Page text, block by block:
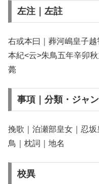
左注｜左註
右或本曰｜葬河嶋皇子
本紀<云>朱鳥五年辛卯
薨
事項｜分類・ジャ
挽歌｜泊瀬部皇女｜忍
鳥｜枕詞｜地名
校異